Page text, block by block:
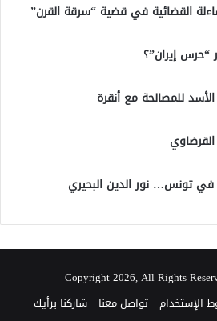
القضائية في قضية “سرقة القرن”
“حرس إيران”؟
للمصالحة مع أنقرة
تونس… نور الدين البحيري
الإستخدام تواصل معنا
شاركنا برأيك